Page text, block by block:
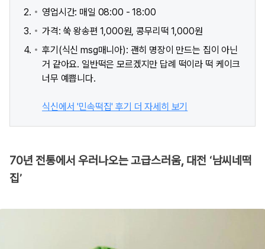
영업시간: 매일 08:00 - 18:00
가격: 쑥 왕송편 1,000원, 콩무리떡 1,000원
후기(식신 msg매니아): 괜히 명장이 만드는 집이 아닌
거 같아요. 일반떡은 모르겠지만 답례 떡이라 떡 케이크
너무 예쁩니다.
식신에서 '민속떡집' 후기 더 자세히 보기
70년 전통에서 우러나오는 고급스러움, 대전 ‘남씨네떡
집’